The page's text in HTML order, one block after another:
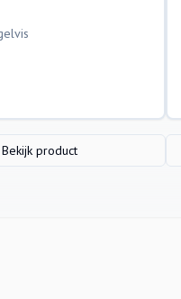
Bekijk product